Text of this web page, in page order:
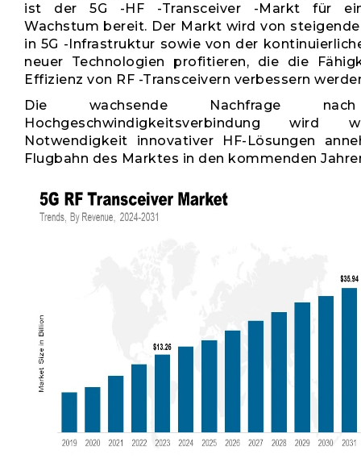
ist der 5G -HF -Transceiver -Markt für
Wachstum bereit. Der Markt wird von
in 5G -Infrastruktur sowie von der
neuer Technologien profitieren, die die
Effizienz von RF -Transceivern verbessern
Die wachsende Nachfrage
Hochgeschwindigkeitsverbindung wird
Notwendigkeit innovativer HF-Lösungen
Flugbahn des Marktes in den kommenden